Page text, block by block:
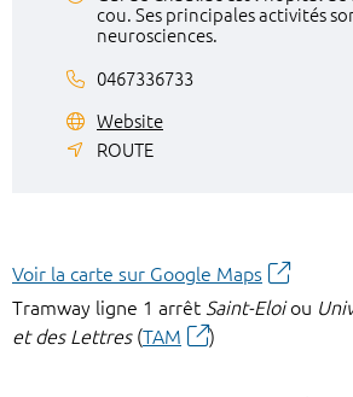
cou. Ses principales activités
neurosciences.
0467336733
Website
ROUTE
Voir la carte sur Google Maps
Tramway ligne 1 arrêt Saint-Eloiou
et des Lettres (TAM )